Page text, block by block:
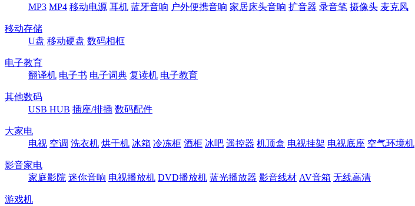
MP3 MP4 移动电源 耳机 蓝牙音响 户外便携音响 家居床头音响 扩音器 录音笔 摄像头 麦克风
移动存储
U盘 移动硬盘 数码相框
电子教育
翻译机 电子书 电子词典 复读机 电子教育
其他数码
USB HUB 插座/排插 数码配件
大家电
电视 空调 洗衣机 烘干机 冰箱 冷冻柜 酒柜 冰吧 遥控器 机顶盒 电视挂架 电视底座 空气环境机
影音家电
家庭影院 迷你音响 电视播放机 DVD播放机 蓝光播放器 影音线材 AV音箱 无线高清
游戏机